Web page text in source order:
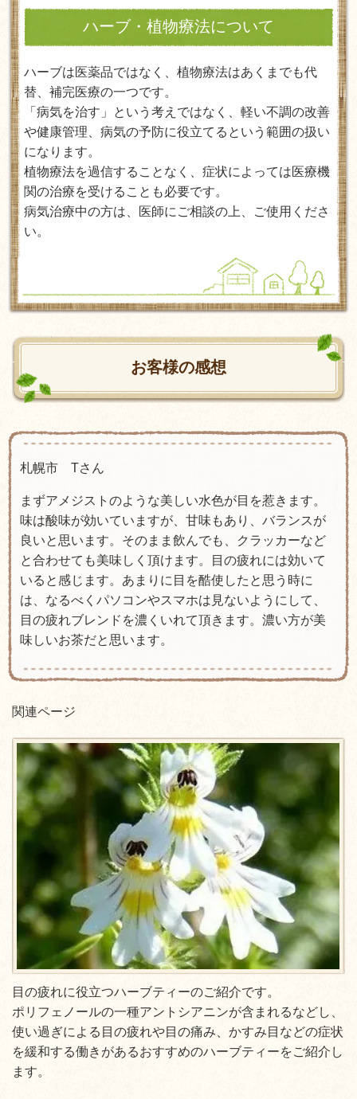
ハーブ・植物療法について
ハーブは医薬品ではなく、植物療法はあくまでも代
替、補完医療の一つです。
「病気を治す」という考えではなく、軽い不調の改善
や健康管理、病気の予防に役立てるという範囲の扱い
になります。
植物療法を過信することなく、症状によっては医療機
関の治療を受けることも必要です。
病気治療中の方は、医師にご相談の上、ご使用くださ
い。
お客様の感想
札幌市 Tさん
まずアメジストのような美しい水色が目を惹きます。
味は酸味が効いていますが、甘味もあり、バランスが
良いと思います。そのまま飲んでも、クラッカーなど
と合わせても美味しく頂けます。目の疲れには効いて
いると感じます。あまりに目を酷使したと思う時に
は、なるべくパソコンやスマホは見ないようにして、
目の疲れブレンドを濃くいれて頂きます。濃い方が美
味しいお茶だと思います。
関連ページ
目の疲れに役立つハーブティーのご紹介です。
ポリフェノールの一種アントシアニンが含まれるなどし、
使い過ぎによる目の疲れや目の痛み、かすみ目などの症状
を緩和する働きがあるおすすめのハーブティーをご紹介し
ます。